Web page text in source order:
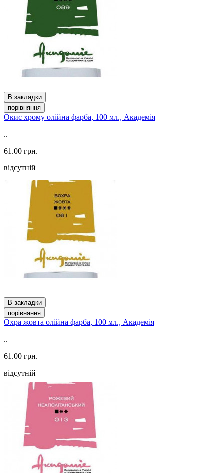
В закладки
порівняння
Окис хрому олійна фарба, 100 мл., Академія
..
61.00 грн.
відсутній
В закладки
порівняння
Охра жовта олійна фарба, 100 мл., Академія
..
61.00 грн.
відсутній